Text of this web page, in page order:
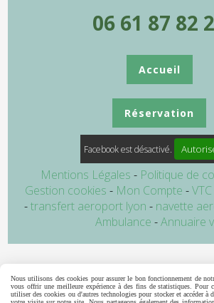
06 61 87 82
Accueil
Réservation
Facebook est désactivé.
Mentions Légales
Politique de
Gestion cookies
Mon Compte
transfert aeroport lyon
navette
Ambulance
Annuaire
Nous utilisons des cookies pour assurer le bon fonctionnement de
vous offrir une meilleure expérience à des fins de statistiques. Pour
utiliser des cookies ou d'autres technologies pour stocker et accéder à